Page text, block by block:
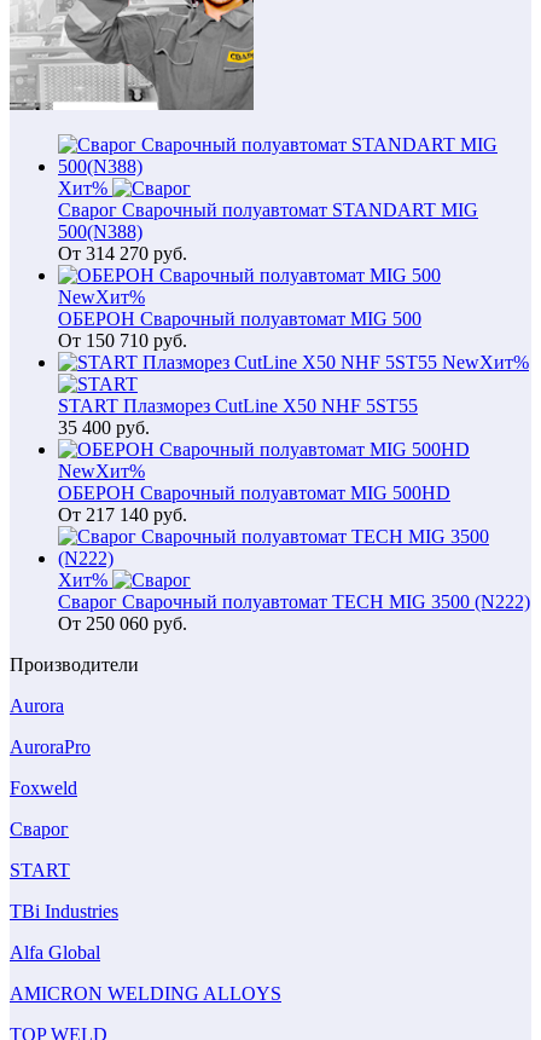
Хит%
Сварог Сварочный полуавтомат STANDART MIG
500(N388)
От 314 270 руб.
NewХит%
ОБЕРОН Сварочный полуавтомат MIG 500
От 150 710 руб.
NewХит%
START Плазморез CutLine X50 NHF 5ST55
35 400 руб.
NewХит%
ОБЕРОН Сварочный полуавтомат MIG 500HD
От 217 140 руб.
Хит%
Сварог Сварочный полуавтомат TECH MIG 3500 (N222)
От 250 060 руб.
Производители
Aurora
AuroraPro
Foxweld
Сварог
START
TBi Industries
Alfa Global
AMICRON WELDING ALLOYS
TOP WELD